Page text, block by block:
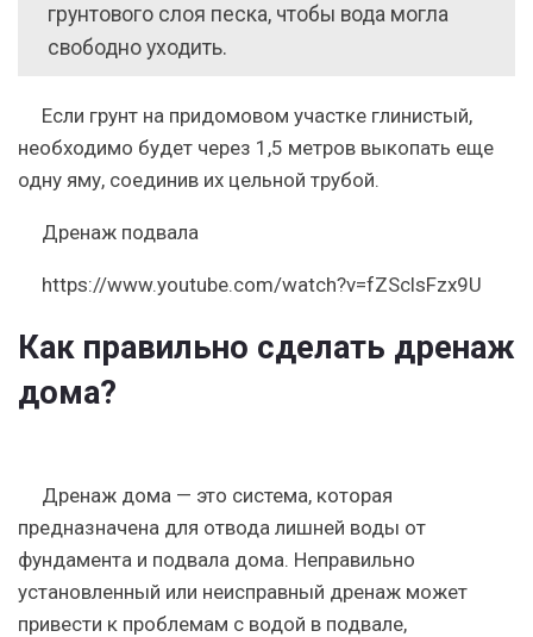
грунтового слоя песка, чтобы вода могла
свободно уходить.
Если грунт на придомовом участке глинистый,
необходимо будет через 1,5 метров выкопать еще
одну яму, соединив их цельной трубой.
Дренаж подвала
https://www.youtube.com/watch?v=fZSclsFzx9U
Как правильно сделать дренаж
дома?
Дренаж дома — это система, которая
предназначена для отвода лишней воды от
фундамента и подвала дома. Неправильно
установленный или неисправный дренаж может
привести к проблемам с водой в подвале,